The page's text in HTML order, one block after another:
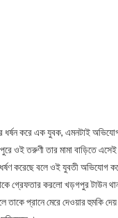
ধর্ষন করে এক যুবক, এমনটাই
ওই তরুণী তার মামা বাড়িতে
করেছে বলে ওই যুবতী অভিযোগ
থেকে গ্রেফতার করলো খড়গপুর টাউন
তাকে প্রানে মেরে দেওয়ার হুমকি